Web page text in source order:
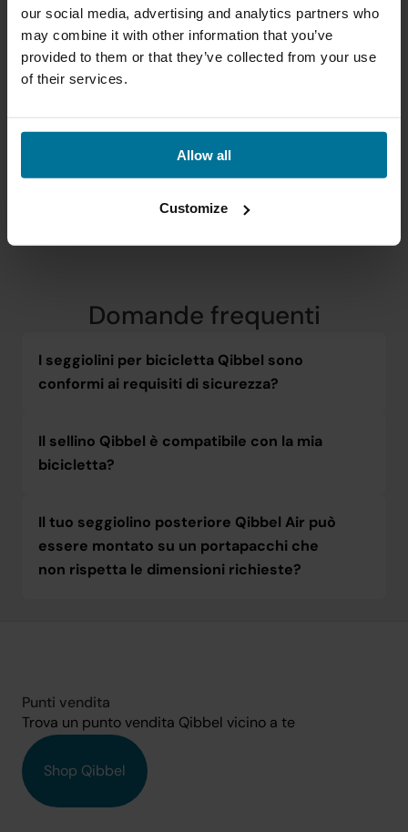
our social media, advertising and analytics partners who
may combine it with other information that you’ve
provided to them or that they’ve collected from your use
of their services.
Allow all
Customize
Domande frequenti
I seggiolini per bicicletta Qibbel sono
conformi ai requisiti di sicurezza?
Il sellino Qibbel è compatibile con la mia
bicicletta?
punto
vendita Qibbel
Il tuo seggiolino posteriore Qibbel Air può
essere montato su un portapacchi che
non rispetta le dimensioni richieste?
Punti vendita
Trova un punto vendita Qibbel vicino a te
Shop Qibbel